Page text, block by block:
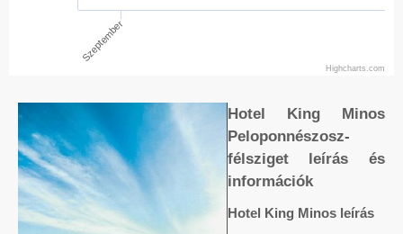
Szeptember
Highcharts.com
Hotel King Minos
Peloponnészosz-
félsziget leírás és
információk
Hotel King Minos leírás